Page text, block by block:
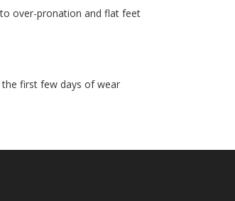
over-pronation and flat feet
first few days of wear